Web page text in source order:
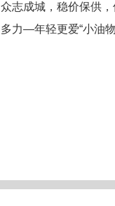
众志成城，稳价保供
多力—年轻更爱“小油